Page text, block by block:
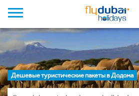
Дешевые туристические пакеты в Додома